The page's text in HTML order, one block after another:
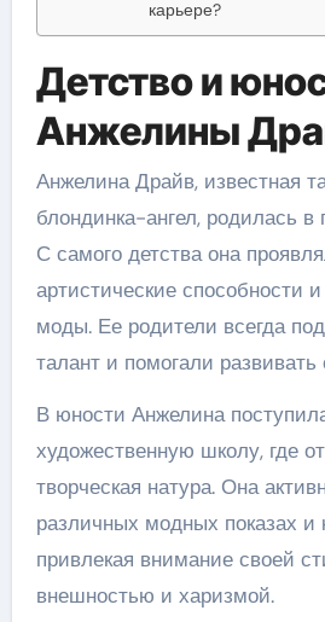
карьере?
Детство и
Анжелины
Анжелина Драйв, известная
блондинка-ангел, родилась
С самого детства она
артистические способности
моды. Ее родители всегда
талант и помогали развивать
В юности Анжелина
художественную школу, где
творческая натура. Она
различных модных показах и
привлекая внимание своей
внешностью и харизмой.